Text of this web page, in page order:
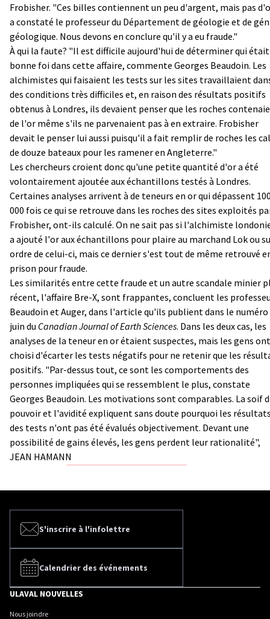
Frobisher. "Ces billes contiennent un peu d'argent, mais pas
a constaté le professeur du Département de géologie et de
géologique. Nous devons en conclure qu'il y a eu fraude."
À qui la faute? "Il est difficile aujourd'hui de déterminer qui
bonne foi dans cette affaire, commente Georges Beaudoin. Les
alchimistes qui faisaient les tests sur les sites travaillaient
des conditions très difficiles et, en raison des résultats positifs
obtenus à Londres, ils devaient penser que les roches
de l'or même s'ils ne parvenaient pas à en extraire. Frobisher
devait le penser lui aussi puisqu'il a fait remplir de roches les
de douze bateaux pour les ramener en Angleterre."
Les chercheurs croient donc qu'une petite quantité d'or a été
volontairement ajoutée aux échantillons testés à Londres.
Certaines analyses arrivent à de teneurs en or qui dépassent
000 fois ce qui se retrouve dans les roches des sites exploités
Frobisher, ont-ils calculé. On ne sait pas si l'alchimiste
a ajouté l'or aux échantillons pour plaire au marchand Lok ou
ordre de celui-ci, mais ce dernier s'est tout de même retrouvé
prison pour fraude.
Les similarités entre cette fraude et un autre scandale minier
récent, l'affaire Bre-X, sont frappantes, concluent les
Beaudoin et Auger, dans l'article qu'ils publient dans le numéro
juin du Canadian Journal of Earth Sciences. Dans les deux cas, les
analyses de la teneur en or étaient suspectes, mais les gens ont
choisi d'écarter les tests négatifs pour ne retenir que les
positifs. "Par-dessus tout, ce sont les comportements des
personnes impliquées qui se ressemblent le plus, constate
Georges Beaudoin. Les motivations sont comparables. La soif
pouvoir et l'avidité expliquent sans doute pourquoi les
des tests n'ont pas été évalués objectivement. Devant une
possibilité de gains élevés, les gens perdent leur rationalité",
JEAN HAMANN
S'inscrire à l'infolettre
Calendrier des événements
ULAVAL NOUVELLES
Nous joindre